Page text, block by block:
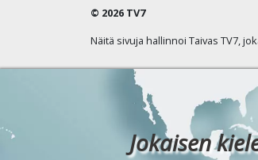
© 2026 TV7
Näitä sivuja hallinnoi Taivas TV7,
Jokaisen